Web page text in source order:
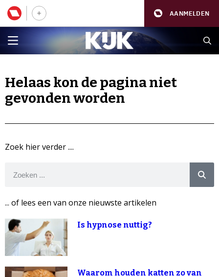
AANMELDEN
Helaas kon de pagina niet
gevonden worden
Zoek hier verder ....
... of lees een van onze nieuwste artikelen
Is hypnose nuttig?
Waarom houden katten zo van